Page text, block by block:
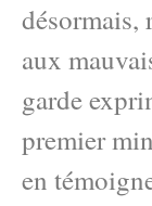
désormais,
aux
garde
premier
en